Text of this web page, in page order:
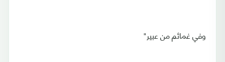
وفي غمائم من عبير"